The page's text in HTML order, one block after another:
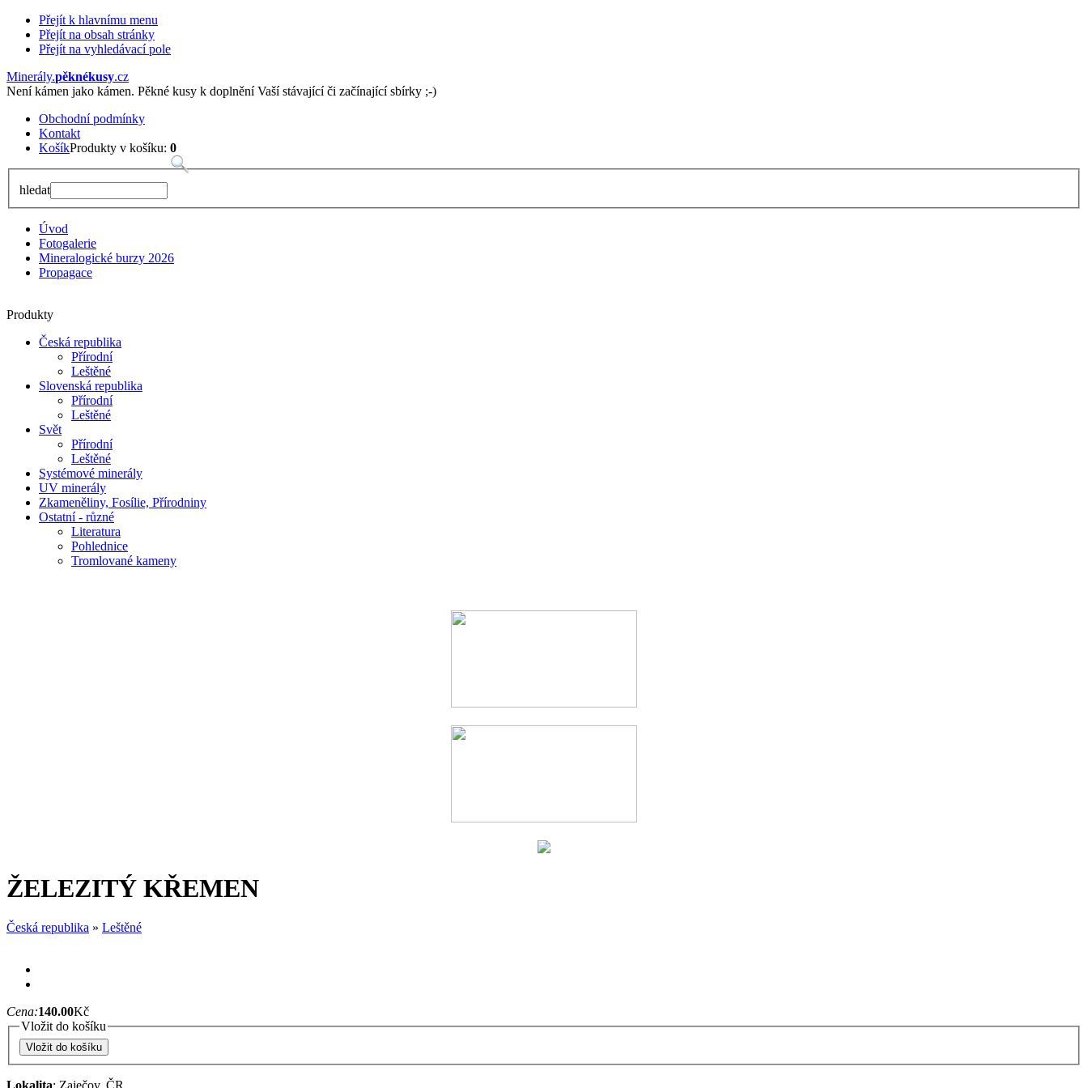
Přejít k hlavnímu menu
Přejít na obsah stránky
Přejít na vyhledávací pole
Minerály.pěknékusy.cz
Není kámen jako kámen. Pěkné kusy k doplnění Vaší stávající či začínající sbírky ;-)
Obchodní podmínky
Kontakt
KošíkProdukty v košíku: 0
hledat
Úvod
Fotogalerie
Mineralogické burzy 2026
Propagace
Produkty
Česká republika
Přírodní
Leštěné
Slovenská republika
Přírodní
Leštěné
Svět
Přírodní
Leštěné
Systémové minerály
UV minerály
Zkameněliny, Fosílie, Přírodniny
Ostatní - různé
Literatura
Pohlednice
Tromlované kameny
ŽELEZITÝ KŘEMEN
Česká republika » Leštěné
Cena:140.00Kč
Vložit do košíku
Lokalita: Zaječov, ČR